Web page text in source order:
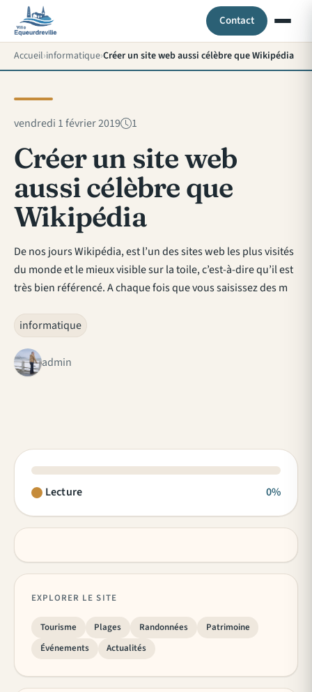
Contact
Accueil informatique Créer un site web aussi célèbre que Wikipédia
vendredi 1 février 2019 1
Créer un site web
aussi célèbre que
Wikipédia
De nos jours Wikipédia, est l’un des sites web les plus visités
du monde et le mieux visible sur la toile, c’est-à-dire qu’il est
très bien référencé. A chaque fois que vous saisissez des m
informatique
admin
Lecture 0%
EXPLORER LE SITE
Tourisme Plages Randonnées
Patrimoine
Événements
Actualités